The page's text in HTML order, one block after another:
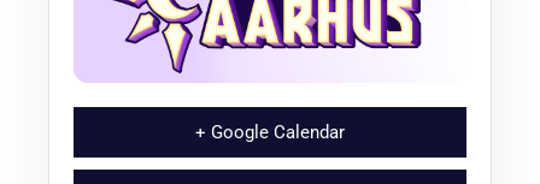
+ Google Calendar